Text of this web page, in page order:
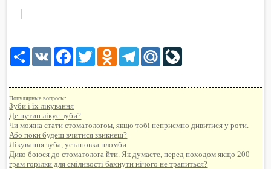
Share VK Facebook
TwitterOdnoklassniki
TelegramMail.Ru
Популярные вопросы:
Зуби і їх лікування
Де путин лікує зуби?
Чи можна стати стоматологом, якщо тобі неприємно дивитися у роти.
Або поки будеш вчитися звикнеш?
Лікування зуба, установка пломби.
Дико боюся до стоматолога йти. Як думаєте, перед походом якщо 200
грам горілки для сміливості бахнути нічого не трапиться?